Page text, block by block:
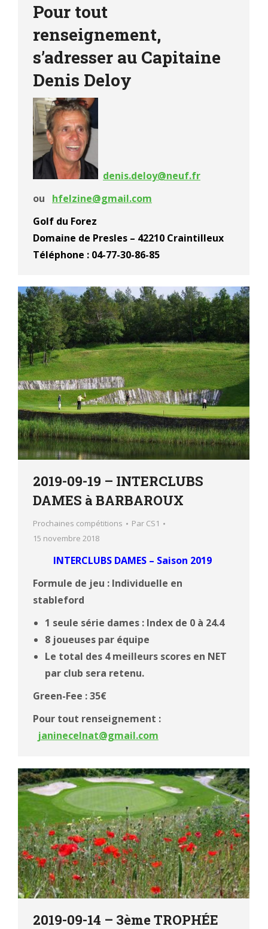
Pour tout
renseignement,
s’adresser au Capitaine
Denis Deloy
denis.deloy@neuf.fr
ou hfelzine@gmail.com
Golf du Forez
Domaine de Presles – 42210 Craintilleux
Téléphone : 04-77-30-86-85
2019-09-19 – INTERCLUBS
DAMES à BARBAROUX
Prochaines compétitions Par CS1
15 novembre 2018
INTERCLUBS DAMES – Saison 2019
Formule de jeu : Individuelle en
stableford
1 seule série dames : Index de 0 à 24.4
8 joueuses par équipe
Le total des 4 meilleurs scores en NET
par club sera retenu.
Green-Fee : 35€
Pour tout renseignement :
janinecelnat@gmail.com
2019-09-14 – 3ème TROPHÉE